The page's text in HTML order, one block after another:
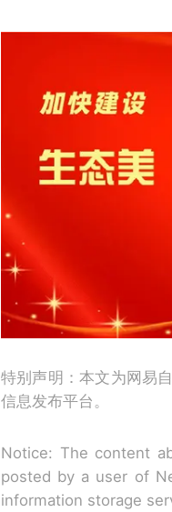
特别声明：本文为网易
信息发布平台。
Notice: The content
posted by a user of
information storage